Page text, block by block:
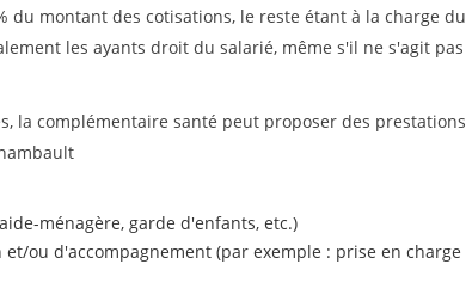
montant des cotisations, le reste étant à la charge du
les ayants droit du salarié, même s'il ne s'agit pas
la complémentaire santé peut proposer des prestations
ménagère, garde d'enfants, etc.)
ou d'accompagnement (par exemple : prise en charge